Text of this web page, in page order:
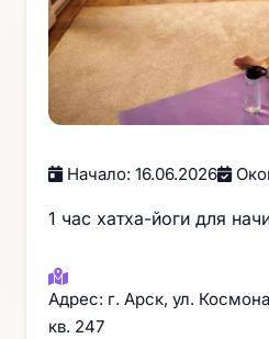
Начало: 16.06.2026
1 час хатха-йоги для
Адрес: г. Арск, ул.
кв. 247